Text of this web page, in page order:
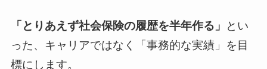
「とりあえず社会保険の履歴を半年作る」
とい
った、キャリアではなく「事務的な実績」を目
標にします。